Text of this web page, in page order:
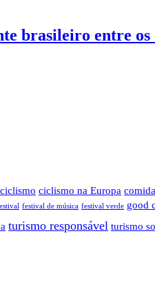
brasileiro entre os
ciclismo ciclismo na Europa
festival de música festival verde good
turismo responsável turismo